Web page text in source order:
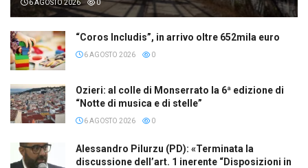
6 AGOSTO 2026 0
“Coros Includis”, in arrivo oltre 652mila euro
6 AGOSTO 2026 0
Ozieri: al colle di Monserrato la 6ª edizione di
“Notte di musica e di stelle”
6 AGOSTO 2026 0
Alessandro Pilurzu (PD): «Terminata la
discussione dell’art. 1 inerente “Disposizioni in